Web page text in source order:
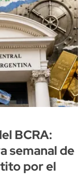
BCRA:
semanal de
por el